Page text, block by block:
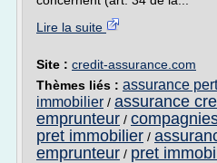
Lire la suite
Site : credit-assurance.com
Thèmes liés : assurance
immobilier / assurance
emprunteur /
pret immobilier /
emprunteur / pret